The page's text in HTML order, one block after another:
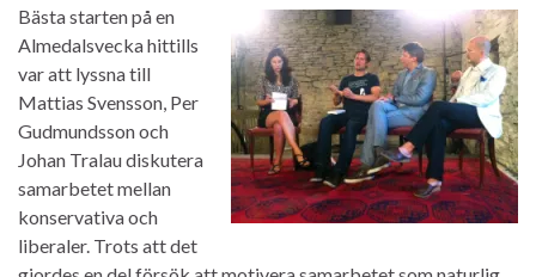
Bästa starten på en
Almedalsvecka hittills
var att lyssna till
Mattias Svensson, Per
Gudmundsson och
Johan Tralau diskutera
samarbetet mellan
konservativa och
liberaler. Trots att det